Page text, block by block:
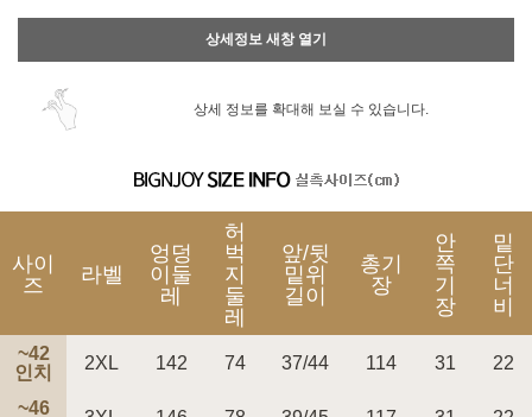
상세정보 새창 열기
상세 정보를 확대해 보실 수 있습니다.
사이
즈
라벨
엉덩
이둘
레
허
벅
지
둘
레
앞/뒷
밑위
길이
총기
장
안
쪽
기
장
밑
단
너
비
~42
인치
2XL 142 74 37/44 114 31 22
~46